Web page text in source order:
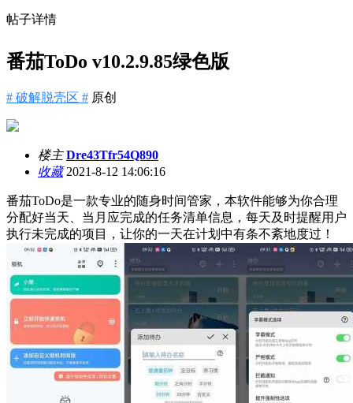
帖子详情
番茄ToDo v10.2.9.85绿色版
# 破解脱壳区 # 原创
楼主 Dre43Tfr54Q890
收藏2021-8-12 14:06:16
番茄ToDo是一款专业的随身时间管家，本软件能够为你合理
分配好当天、当月应完成的任务清单信息，每天及时提醒用户
执行未完成的项目，让你的一天在计划中有条不紊地度过！